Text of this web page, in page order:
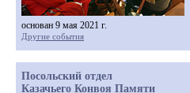
основан 9 мая 2021 г.
Другие события
Посольский отдел
Казачьего Конвоя Памяти